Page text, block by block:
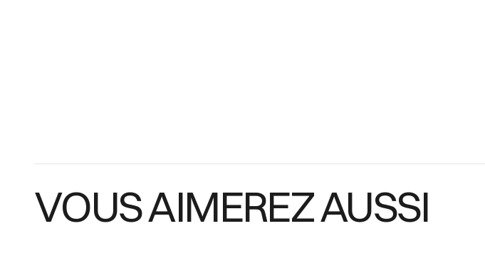
VOUS AIMEREZ AUSSI